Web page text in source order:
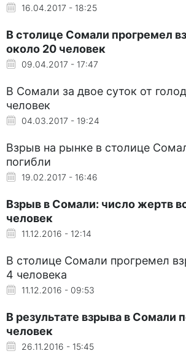
16.04.2017 - 18:25
В столице Сомали прогремел
около 20 человек
09.04.2017 - 17:47
В Сомали за двое суток от
человек
04.03.2017 - 19:24
Взрыв на рынке в столице
погибли
19.02.2017 - 16:46
Взрыв в Сомали: число жертв
человек
11.12.2016 - 12:14
В столице Сомали прогремел
4 человека
11.12.2016 - 09:53
В результате взрыва в Сомали
человек
26.11.2016 - 15:45